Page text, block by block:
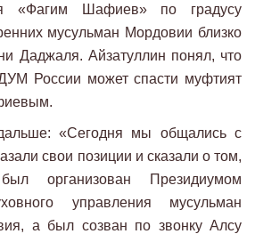
«Фагим Шафиев» по градусу
мусульман Мордовии близко
Даджаля. Айзатуллин понял, что
России может спасти муфтият
«Сегодня мы общались с
свои позиции и сказали о том,
организован Президиумом
управления мусульман
а был созван по звонку Алсу